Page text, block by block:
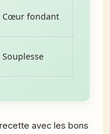
Cœur fondant
Souplesse
avec les bons